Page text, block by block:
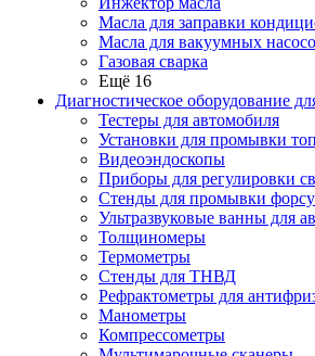
Масла для заправки
Масла для вакуумных
Газовая сварка
Ещё 16
Диагностическое оборудование
Тестеры для автомобиля
Установки для промывки
Видеоэндоскопы
Приборы для регулировки
Стенды для промывки
Ультразвуковые ванны для
Толщиномеры
Термометры
Стенды для ТНВД
Рефрактометры для
Манометры
Компрессометры